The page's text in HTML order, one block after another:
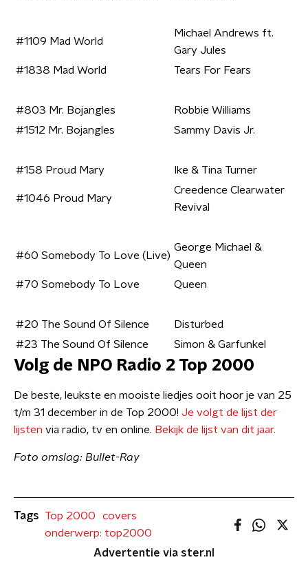
#1109 Mad World
Michael Andrews ft.
Gary Jules
#1838 Mad World
Tears For Fears
#803 Mr. Bojangles
Robbie Williams
#1512 Mr. Bojangles
Sammy Davis Jr.
#158 Proud Mary Ike & Tina Turner
#1046 Proud Mary
Creedence Clearwater
Revival
#60 Somebody To Love (Live)
George Michael &
Queen
#70 Somebody To Love
Queen
#20 The Sound Of Silence
Disturbed
#23 The Sound Of Silence
Simon & Garfunkel
Volg de NPO Radio 2 Top 2000
De beste, leukste en mooiste liedjes ooit hoor je van 25
t/m 31 december in de Top 2000! Je volgt de lijst der
lijsten via radio, tv en online. Bekijk de lijst van dit jaar.
Foto omslag: Bullet-Ray
Tags Top 2000
covers
onderwerp: top2000
Advertentie via ster.nl